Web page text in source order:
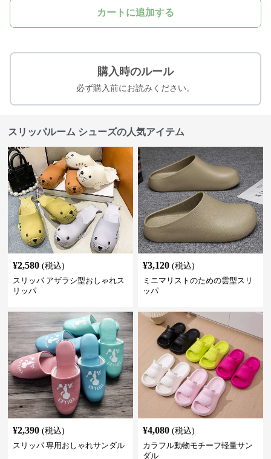
カートに追加する
購入時のルール
必ず購入前にお読みください。
スリッパルーム シューズの人気アイテム
¥2,580 (税込)
スリッパ アザラシ型おしゃれス
リッパ
¥3,120 (税込)
ミニマリストのための雲型スリ
ッパ
¥2,390 (税込)
スリッパ 専用おしゃれサンダル
¥4,080 (税込)
カラフル動物モチーフ軽量サン
ダル